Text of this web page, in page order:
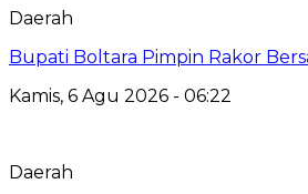
Daerah
Bupati Boltara Pimpin Rakor
Kamis, 6 Agu 2026 - 06:22
Daerah